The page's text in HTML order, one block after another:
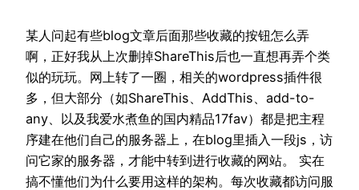
某人问起有些blog文章后面那些收藏的按钮怎么弄
啊，正好我从上次删掉ShareThis后也一直想再弄个类
似的玩玩。网上转了一圈，相关的wordpress插件很
多，但大部分（如ShareThis、AddThis、add-to-
any、以及我爱水煮鱼的国内精品17fav）都是把主程
序建在他们自己的服务器上，在blog里插入一段js，访
问它家的服务器，才能中转到进行收藏的网站。 实在
搞不懂他们为什么要用这样的架构。每次收藏都访问服